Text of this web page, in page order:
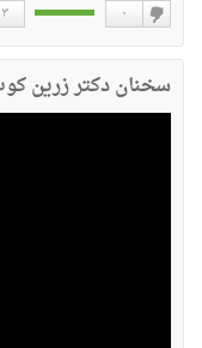
۳ ۰
سخنان دکتر زرین